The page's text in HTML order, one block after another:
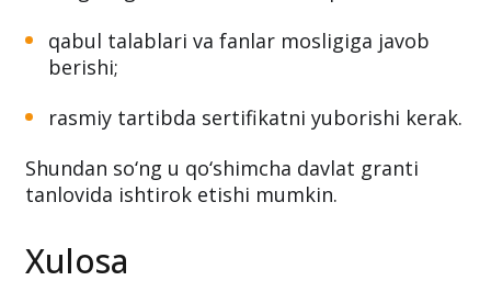
qabul talablari va fanlar mosligiga javob
berishi;
rasmiy tartibda sertifikatni yuborishi kerak.
Shundan so‘ng u qo‘shimcha davlat granti
tanlovida ishtirok etishi mumkin.
Xulosa